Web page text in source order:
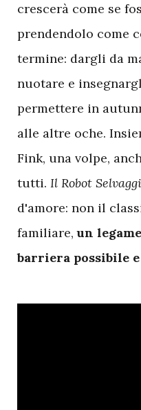
crescerà come se
prendendolo come
termine: dargli da
nuotare e
permettere in
alle altre oche.
Fink, una volpe,
tutti. Il Robot
d'amore: non il
familiare,un
barriera possibile